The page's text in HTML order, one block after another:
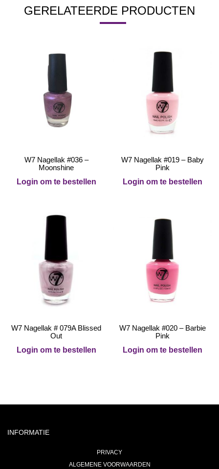
GERELATEERDE PRODUCTEN
W7 Nagellak #036 –
Moonshine
Login om te bestellen
W7 Nagellak #019 – Baby
Pink
Login om te bestellen
W7 Nagellak # 079A Blissed
Out
Login om te bestellen
W7 Nagellak #020 – Barbie
Pink
Login om te bestellen
INFORMATIE
PRIVACY
ALGEMENE VOORWAARDEN